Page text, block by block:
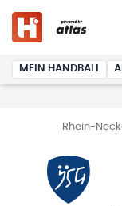
MEIN HANDBALL
Rhein-